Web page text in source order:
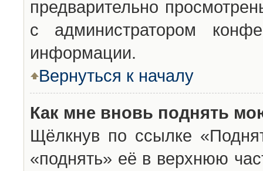
предварительно
с администратором
информации.
Вернуться к началу
Как мне вновь поднять
Щёлкнув по ссылке
«поднять» её в верхнюю